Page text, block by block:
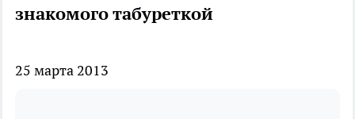
знакомого табуреткой
25 марта 2013